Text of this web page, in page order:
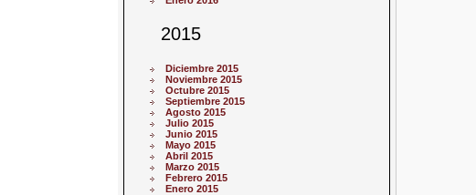
2015
Diciembre 2015
Noviembre 2015
Octubre 2015
Septiembre 2015
Agosto 2015
Julio 2015
Junio 2015
Mayo 2015
Abril 2015
Marzo 2015
Febrero 2015
Enero 2015